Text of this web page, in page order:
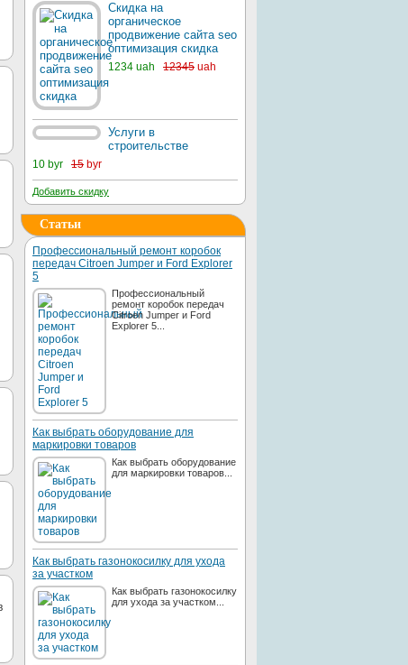
Скидка на
органическое
продвижение сайта seo
оптимизация скидка
1234 uah 12345 uah
Услуги в
строительстве
10 byr 15 byr
Добавить скидку
Статьи
Профессиональный ремонт коробок
передач Citroen Jumper и Ford Explorer
5
Профессиональный
ремонт коробок передач
Citroen Jumper и Ford
Explorer 5...
Как выбрать оборудование для
маркировки товаров
Как выбрать оборудование
для маркировки товаров...
Как выбрать газонокосилку для ухода
за участком
Как выбрать газонокосилку
для ухода за участком...